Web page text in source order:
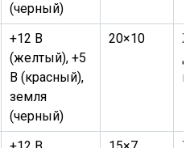
(черный)
+12 В
(желтый), +5
В (красный),
земля
(черный)
20×10